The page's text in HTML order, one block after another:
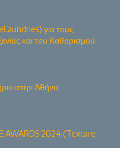
για τους
και του Καθαρισμού
στην Αθήνα
AWARDS 2024 (Texcare